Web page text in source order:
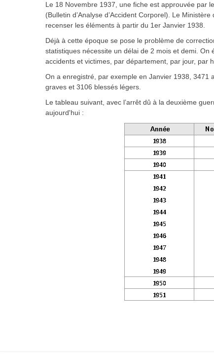
Le 18 Novembre 1937, une fiche est approuvée par
(Bulletin d’Analyse d’Accident Corporel). Le
recenser les éléments à partir du 1er Janvier 1938.
Déjà à cette époque se pose le problème de
statistiques nécessite un délai de 2 mois et demi.
accidents et victimes, par département, par jour, par
On a enregistré, par exemple en Janvier 1938, 3471
graves et 3106 blessés légers.
Le tableau suivant, avec l’arrêt dû à la deuxième
aujourd'hui :